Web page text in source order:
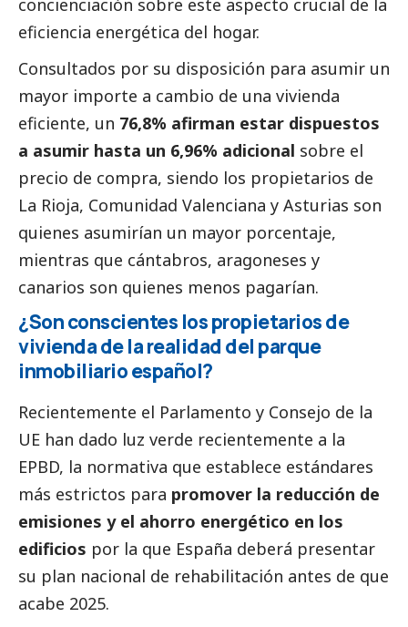
eficiencia energética del hogar.
Consultados por su disposición para asumir un
mayor importe a cambio de una vivienda
eficiente, un 76,8% afirman estar dispuestos
a asumir hasta un 6,96% adicional sobre el
precio de compra, siendo los propietarios de
La Rioja, Comunidad Valenciana y Asturias son
quienes asumirían un mayor porcentaje,
mientras que cántabros, aragoneses y
canarios son quienes menos pagarían.
¿Son conscientes los propietarios de
vivienda de la realidad del parque
inmobiliario español?
Recientemente el Parlamento y Consejo de la
UE han dado luz verde recientemente a la
EPBD, la normativa que establece estándares
más estrictos para promover la reducción de
emisiones y el ahorro energético en los
edificios por la que España deberá presentar
su plan nacional de rehabilitación antes de que
acabe 2025.